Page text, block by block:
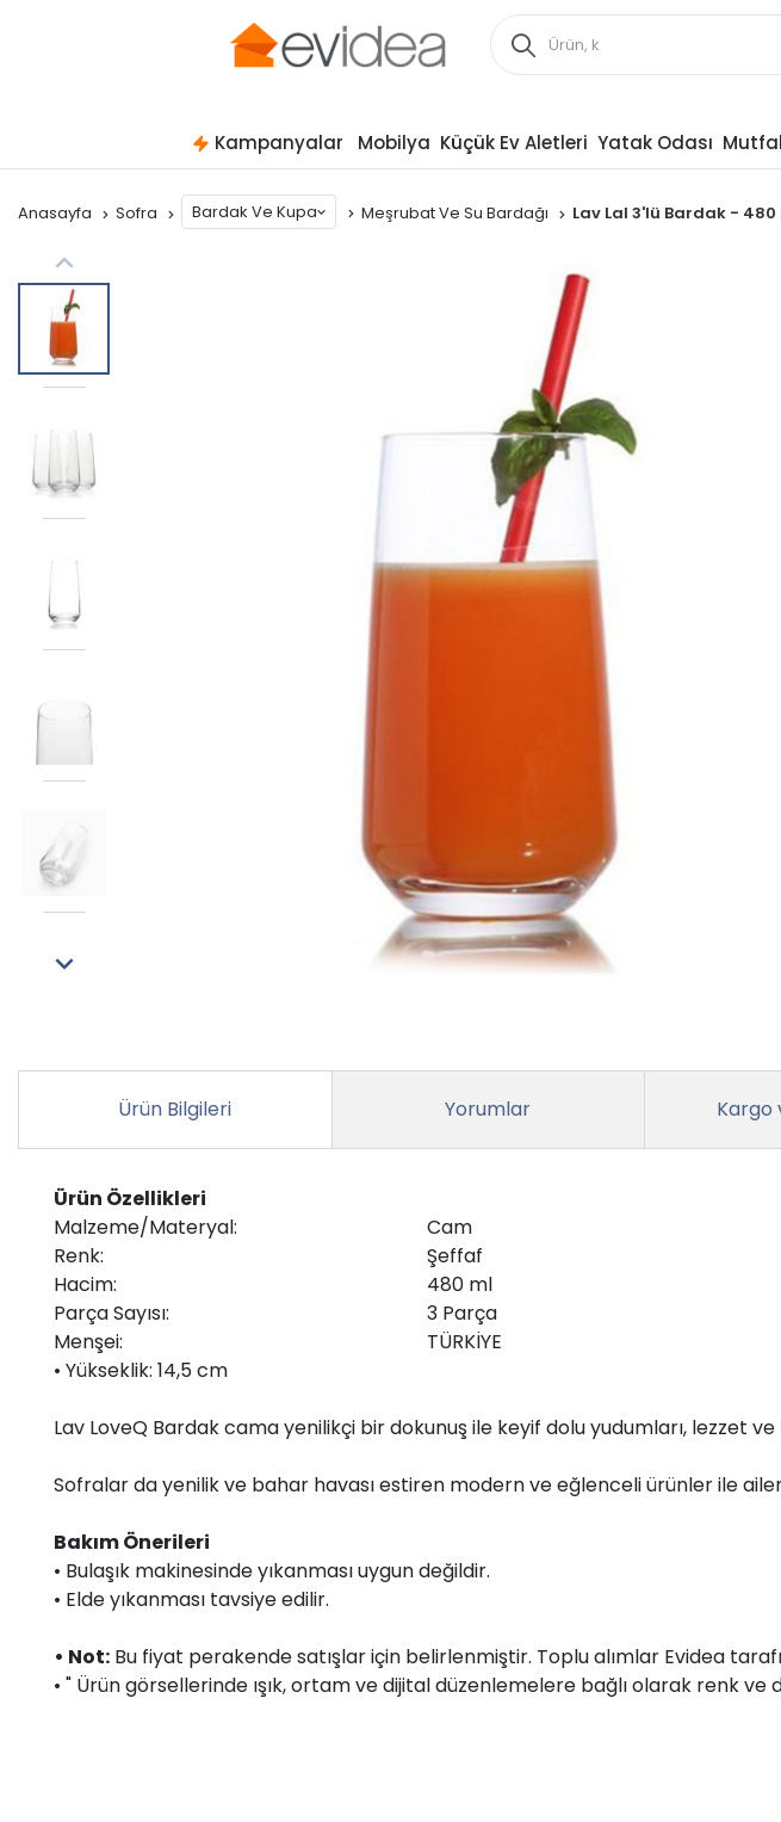
Kampanyalar Mobilya Küçük Ev Aletleri Yatak Odası
Anasayfa Sofra Bardak Ve Kupa Meşrubat Ve Su Bardağı Lav Lal 3'lü Bardak - 480
Ürün Bilgileri Yorumlar Kargo
Ürün Özellikleri
Malzeme/Materyal:
Cam
Renk:
Şeffaf
Hacim:
480 ml
Parça Sayısı:
3 Parça
Menşei:
TÜRKİYE
• Yükseklik: 14,5 cm
Lav LoveQ Bardak cama yenilikçi bir dokunuş ile keyif dolu yudumları, lezzet ve
Sofralar da yenilik ve bahar havası estiren modern ve eğlenceli ürünler ile
Bakım Önerileri
• Bulaşık makinesinde yıkanması uygun değildir.
• Elde yıkanması tavsiye edilir.
• Not: Bu fiyat perakende satışlar için belirlenmiştir. Toplu alımlar Evidea
• " Ürün görsellerinde ışık, ortam ve dijital düzenlemelere bağlı olarak renk ve